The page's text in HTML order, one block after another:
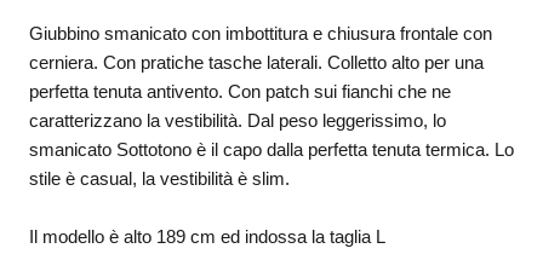
Giubbino smanicato con imbottitura e chiusura frontale con
cerniera. Con pratiche tasche laterali. Colletto alto per una
perfetta tenuta antivento. Con patch sui fianchi che ne
caratterizzano la vestibilità. Dal peso leggerissimo, lo
smanicato Sottotono è il capo dalla perfetta tenuta termica. Lo
stile è casual, la vestibilità è slim.
Il modello è alto 189 cm ed indossa la taglia L